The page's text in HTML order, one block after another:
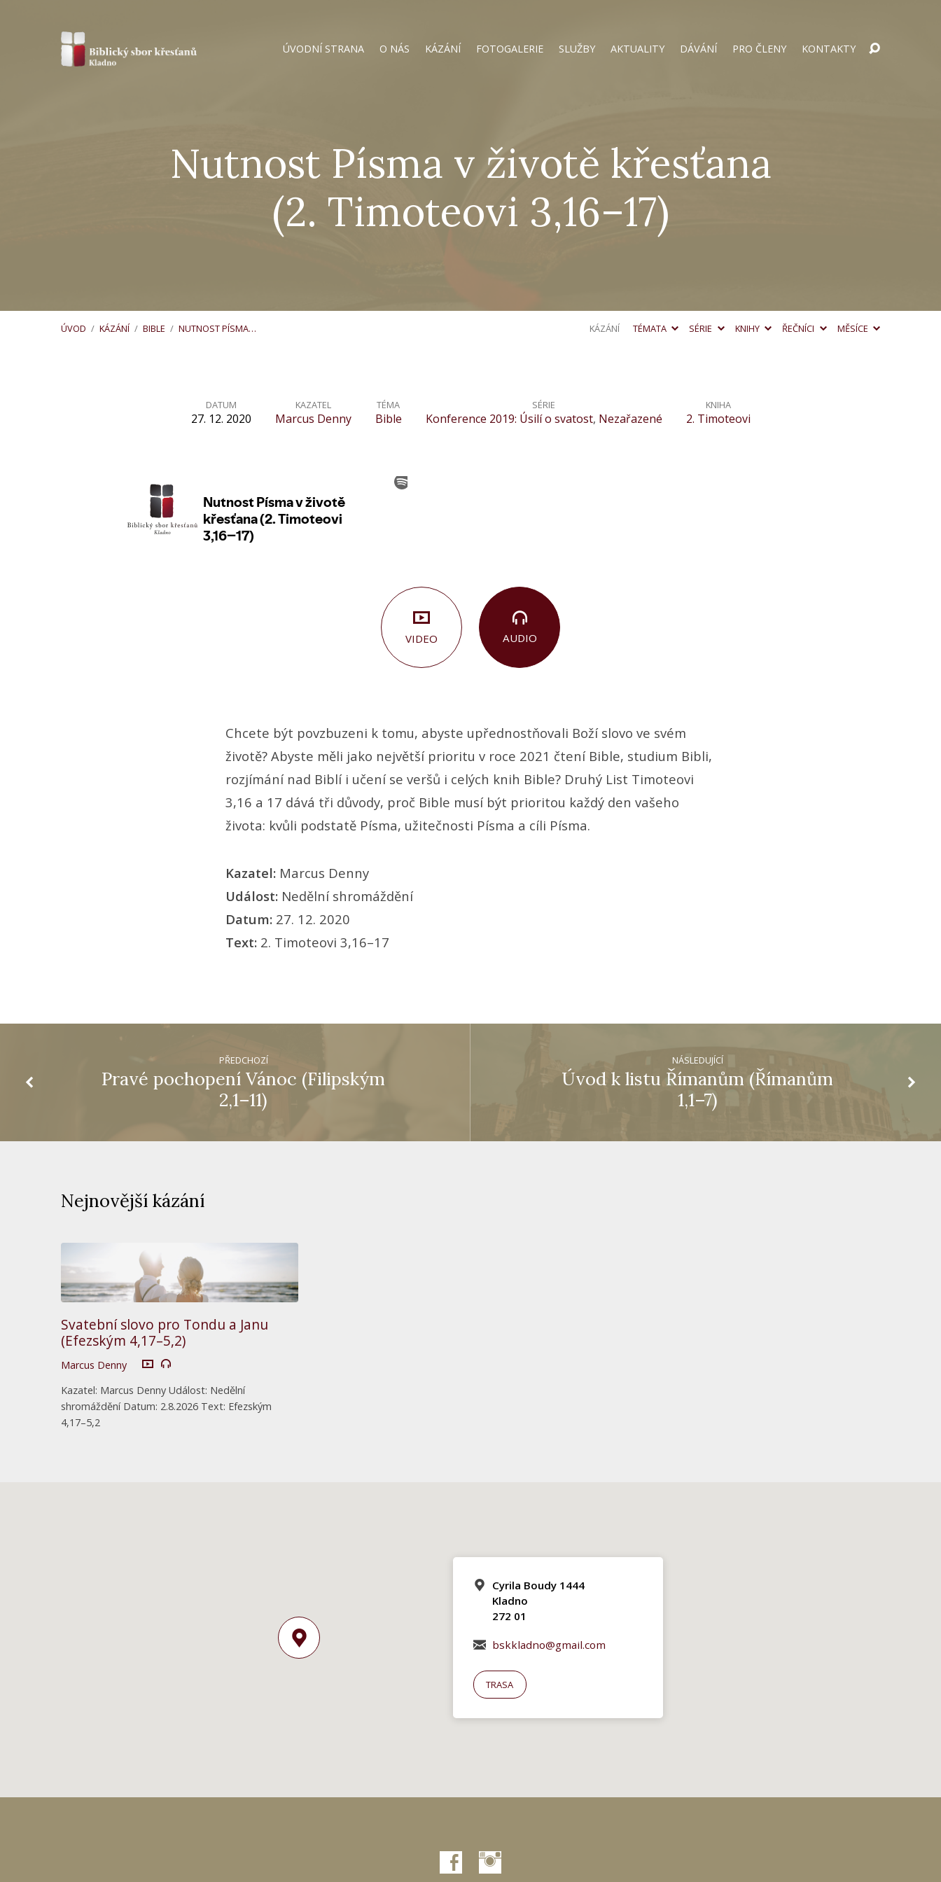
ÚVODNÍ STRANA O NÁS KÁZÁNÍ FOTOGALERIE SLUŽBY AKTUALITY DÁVÁNÍ PRO ČLENY KONTAKTY
Nutnost Písma v životě křesťana
(2. Timoteovi 3,16–17)
ÚVOD / KÁZÁNÍ / BIBLE / NUTNOST PÍSMA… KÁZÁNÍ TÉMATA SÉRIE KNIHY ŘEČNÍCI MĚSÍCE
v životě
DATUM
27. 12. 2020
KAZATEL
Marcus Denny
TÉMA
Bible
SÉRIE
Konference 2019: Úsilí o svatost, Nezařazené
KNIHA
2. Timoteovi
VIDEO AUDIO
Chcete být povzbuzeni k tomu, abyste upřednostňovali Boží slovo ve svém
životě? Abyste měli jako největší prioritu v roce 2021 čtení Bible, studium Bibli,
rozjímání nad Biblí i učení se veršů i celých knih Bible? Druhý List Timoteovi
3,16 a 17 dává tři důvody, proč Bible musí být prioritou každý den vašeho
života: kvůli podstatě Písma, užitečnosti Písma a cíli Písma.
Kazatel: Marcus Denny
Událost: Nedělní shromáždění
Datum: 27. 12. 2020
Text: 2. Timoteovi 3,16–17
PŘEDCHOZÍ
Pravé pochopení Vánoc (Filipským
2,1–11)
NÁSLEDUJÍCÍ
Úvod k listu Římanům (Římanům
1,1–7)
Nejnovější kázání
Svatební slovo pro Tondu a Janu
(Efezským 4,17–5,2)
Marcus Denny
Kazatel: Marcus Denny Událost: Nedělní
shromáždění Datum: 2.8.2026 Text: Efezským
4,17–5,2
Cyrila Boudy 1444
Kladno
272 01
bskkladno@gmail.com
TRASA